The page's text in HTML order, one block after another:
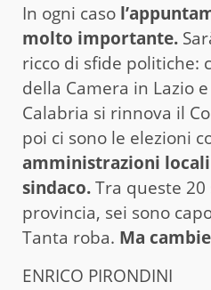
In ogni caso
molto importante.
ricco di sfide politiche:
della Camera in Lazio
Calabria si rinnova il
poi ci sono le elezioni
amministrazioni
sindaco.Tra queste
provincia, sei sono
Tanta roba. Ma
ENRICO PIRONDINI